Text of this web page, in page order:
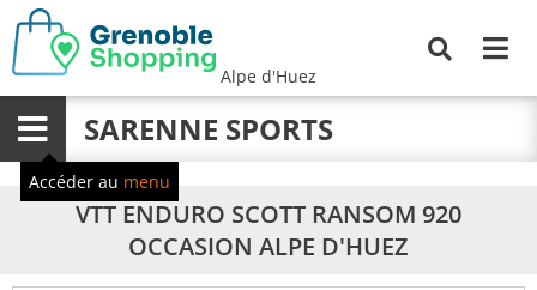
Alpe d'Huez
Menu SARENNE SPORTS
Accéder au menu
VTT ENDURO SCOTT RANSOM 920
OCCASION ALPE D'HUEZ